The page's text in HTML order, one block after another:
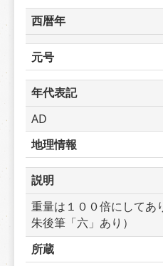
西暦年
元号
年代表記
AD
地理情報
説明
重量は１００倍にしてあ
朱後筆「六」あり）
所蔵